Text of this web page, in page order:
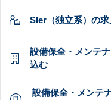
SIer（独立系）の
設備保全・メンテ
込む
設備保全・メンテ